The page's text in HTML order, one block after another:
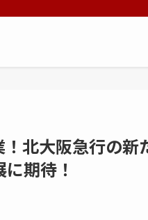
北大阪急行の新
期待！